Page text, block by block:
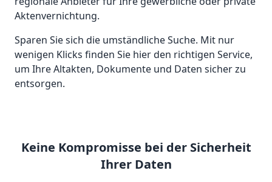
Aktenvernichtung.
Sparen Sie sich die umständliche Suche. Mit nur
wenigen Klicks finden Sie hier den richtigen Service,
um Ihre Altakten, Dokumente und Daten sicher zu
entsorgen.
Keine Kompromisse bei der Sicherheit
Ihrer Daten